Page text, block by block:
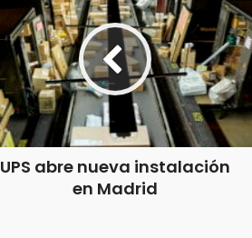
UPS abre nueva instalación
en Madrid